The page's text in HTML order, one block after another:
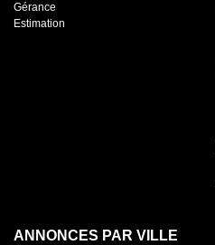
Gérance
Estimation
ANNONCES PAR VILLE